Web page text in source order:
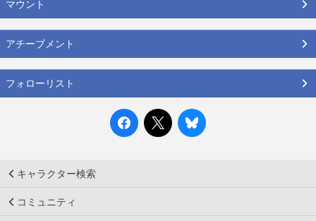
マウント
アチーブメント
フォローリスト
キャラクター検索
コミュニティ